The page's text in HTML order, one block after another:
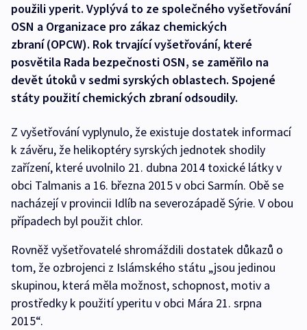
použili yperit. Vyplývá to ze společného vyšetřování
OSN a Organizace pro zákaz chemických
zbraní (OPCW). Rok trvající vyšetřování, které
posvětila Rada bezpečnosti OSN, se zaměřilo na
devět útoků v sedmi syrských oblastech. Spojené
státy použití chemických zbraní odsoudily.
Z vyšetřování vyplynulo, že existuje dostatek informací
k závěru, že helikoptéry syrských jednotek shodily
zařízení, které uvolnilo 21. dubna 2014 toxické látky v
obci Talmanis a 16. března 2015 v obci Sarmín. Obě se
nacházejí v provincii Idlíb na severozápadě Sýrie. V obou
případech byl použit chlor.
Rovněž vyšetřovatelé shromáždili dostatek důkazů o
tom, že ozbrojenci z Islámského státu „jsou jedinou
skupinou, která měla možnost, schopnost, motiv a
prostředky k použití yperitu v obci Mára 21. srpna
2015“.